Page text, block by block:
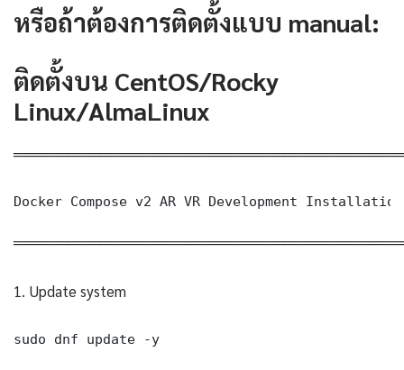
หรือถ้าต้องการติดตั้งแบบ manual:
ติดตั้งบน CentOS/Rocky
Linux/AlmaLinux
Docker Compose v2 AR VR Development Installation
1. Update system
sudo dnf update -y